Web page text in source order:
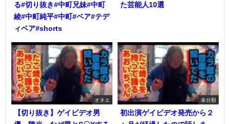
る#切り抜き#中町兄妹#中町
綾#中町純平#中町#ベア#テデ
ィベア#shorts
た芸能人10選
オネエ
【切り抜き】ゲイビデオ男
未分類
初出演ゲイビデオ発売から２